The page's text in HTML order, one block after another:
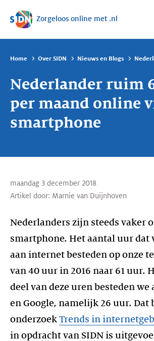
Sla navigatie over
Zorgeloos online met .nl
Home Over SIDN Nieuws en Blogs
Nederlander ruim
per maand online
smartphone
maandag 3 december 2018
Artikel door: Marnie van Duijnhoven
Nederlanders zijn steeds vaker
smartphone. Het aantal uur dat
aan internet besteden op onze
van 40 uur in 2016 naar 61 uur.
deel van deze uren besteden we
en Google, namelijk 26 uur.
onderzoek Trends in
in opdracht van SIDN is